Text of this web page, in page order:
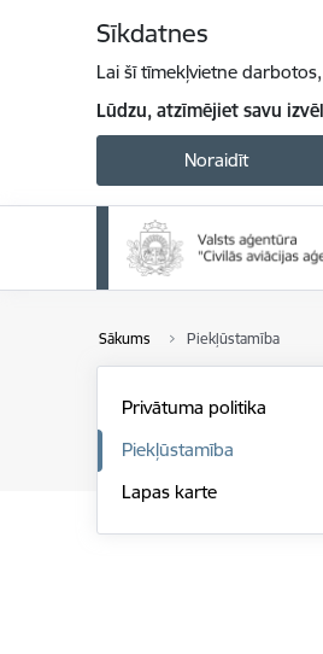
Sīkdatnes
Lai šī tīmekļvietne
Lūdzu, atzīmējiet savu
Noraidīt
Sākums Piekļūstamība
Privātuma politika
Piekļūstamība
Lapas karte